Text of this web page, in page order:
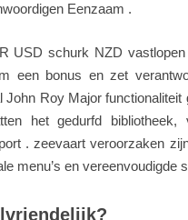
Eenzaam .
USD schurk NZD
een ​​bonus en zet
John Roy Major
het gedurfd bibliotheek,
. zeevaart veroorzaken
menu’s en vereenvoudigde